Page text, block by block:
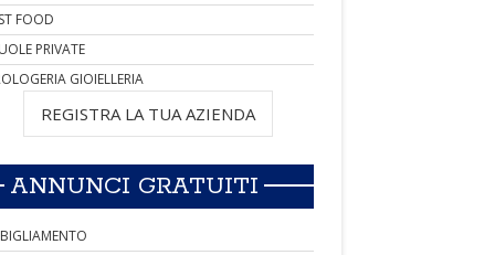
FOOD
PRIVATE
GIOIELLERIA
REGISTRA LA TUA AZIENDA
ANNUNCI GRATUITI